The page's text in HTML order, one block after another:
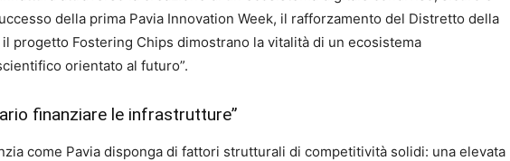
della prima Pavia Innovation Week, il rafforzamento del Distretto della
progetto Fostering Chips dimostrano la vitalità di un ecosistema
orientato al futuro”.
finanziare le infrastrutture”
come Pavia disponga di fattori strutturali di competitività solidi: una elevata